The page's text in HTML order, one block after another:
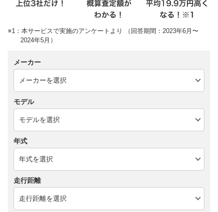
※1：本サービスで実施のアンケートより （回答期間：2023年6月〜
2024年5月）
メーカー
モデル
年式
走行距離